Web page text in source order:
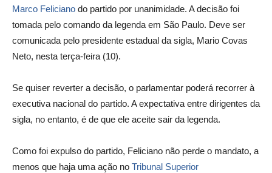
Marco Feliciano do partido por unanimidade. A decisão foi
tomada pelo comando da legenda em São Paulo. Deve ser
comunicada pelo presidente estadual da sigla, Mario Covas
Neto, nesta terça-feira (10).
Se quiser reverter a decisão, o parlamentar poderá recorrer à
executiva nacional do partido. A expectativa entre dirigentes da
sigla, no entanto, é de que ele aceite sair da legenda.
Como foi expulso do partido, Feliciano não perde o mandato, a
menos que haja uma ação no Tribunal Superior